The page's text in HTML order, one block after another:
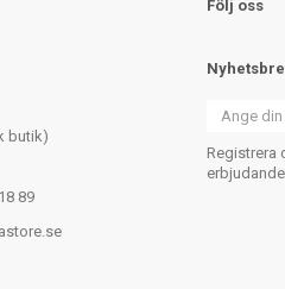
butik)
89
Följ oss
Registrera